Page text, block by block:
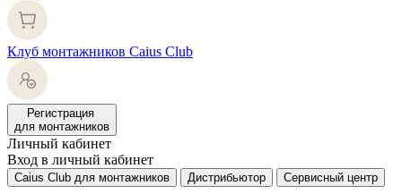
Клуб монтажников Caius Club
Регистрация
для монтажников
Личный кабинет
Вход в личный кабинет
Caius Club для монтажников Дистрибьютор Сервисный центр